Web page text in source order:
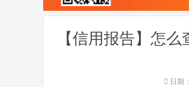
【信用报告】怎
日期